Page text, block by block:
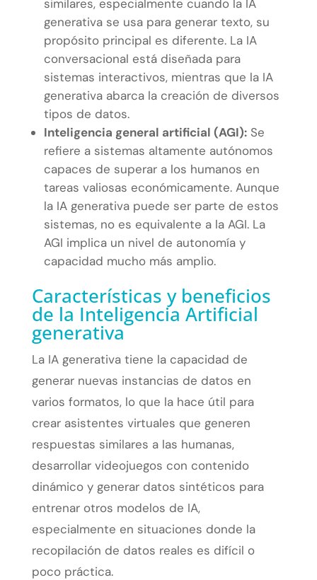
similares, especialmente cuando la IA
generativa se usa para generar texto, su
propósito principal es diferente. La IA
conversacional está diseñada para
sistemas interactivos, mientras que la IA
generativa abarca la creación de diversos
tipos de datos.
Inteligencia general artificial (AGI):Se
refiere a sistemas altamente autónomos
capaces de superar a los humanos en
tareas valiosas económicamente. Aunque
la IA generativa puede ser parte de estos
sistemas, no es equivalente a la AGI. La
AGI implica un nivel de autonomía y
capacidad mucho más amplio.
Características y beneficios
de la Inteligencia Artificial
generativa
La IA generativa tiene la capacidad de
generar nuevas instancias de datos en
varios formatos, lo que la hace útil para
crear asistentes virtuales que generen
respuestas similares a las humanas,
desarrollar videojuegos con contenido
dinámico y generar datos sintéticos para
entrenar otros modelos de IA,
especialmente en situaciones donde la
recopilación de datos reales es difícil o
poco práctica.